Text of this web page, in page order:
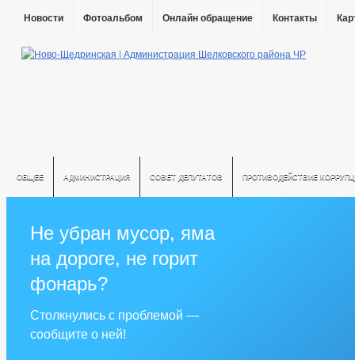
Новости Фотоальбом Онлайн обращение Контакты
ОБЩЕЕ АДМИНИСТРАЦИЯ СОВЕТ ДЕПУТАТОВ ПРОТИВОДЕЙСТВИЕ
Не убран мусор, яма
на дороге, не горит
фонарь?
Столкнулись с проблемой —
сообщите о ней!